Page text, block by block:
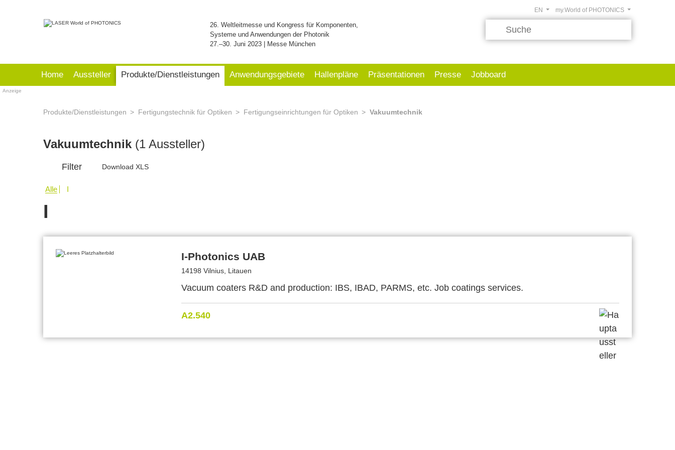
26. Weltleitmesse und Kongress für Komponenten,
Systeme und Anwendungen der Photonik
27.–30. Juni 2023 | Messe München
my.World of PHOTONICS
EN
Home Aussteller Produkte/Dienstleistungen Anwendungsgebiete Hallenpläne Präsentationen Presse Jobboard
Anzeige
Produkte/Dienstleistungen Fertigungstechnik für Optiken Fertigungseinrichtungen für Optiken Vakuumtechnik
Vakuumtechnik (1 Aussteller)
Filter Download XLS
Alle I
I
I-Photonics UAB
14198 Vilnius, Litauen
Vacuum coaters R&D and production: IBS, IBAD, PARMS, etc. Job coatings services.
A2.540